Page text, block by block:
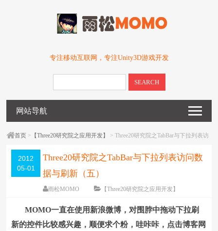
专注移动互联网，专注Unity3D游戏开发
SEARCH
网站导航
首页 > 【Three20研究院之应用开发】
> Three20研究院之TabBar与下拉列表访
2012
05-01
Three20研究院之TabBar与下拉列表访问数
据与刷新（五）
雨松MOMO
【Three20研究院之应用开发】
编辑日期：2012-08-09 字体：大 中 小
MOMO一直在使用新浪微博，对围脖中拖动下拉刷
新的控件比较感兴趣，顺便求个粉，哇咔咔，点击博客网